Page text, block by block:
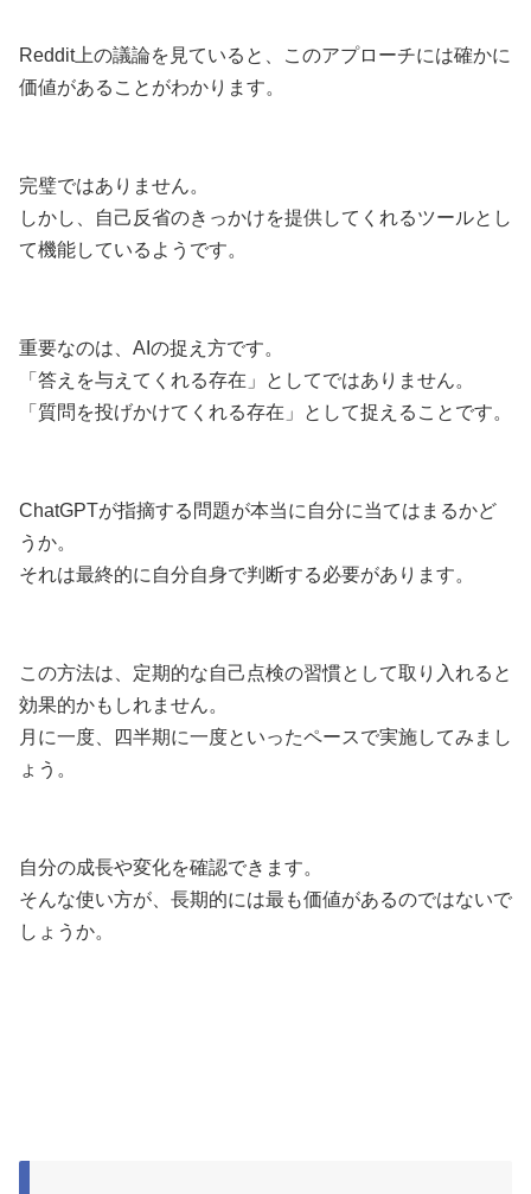
Reddit上の議論を見ていると、このアプローチには確かに
価値があることがわかります。
完璧ではありません。
しかし、自己反省のきっかけを提供してくれるツールとし
て機能しているようです。
重要なのは、AIの捉え方です。
「答えを与えてくれる存在」としてではありません。
「質問を投げかけてくれる存在」として捉えることです。
ChatGPTが指摘する問題が本当に自分に当てはまるかど
うか。
それは最終的に自分自身で判断する必要があります。
この方法は、定期的な自己点検の習慣として取り入れると
効果的かもしれません。
月に一度、四半期に一度といったペースで実施してみまし
ょう。
自分の成長や変化を確認できます。
そんな使い方が、長期的には最も価値があるのではないで
しょうか。